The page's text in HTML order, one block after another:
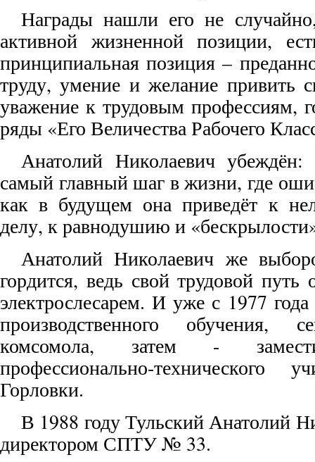
Награды нашли его не
активной жизненной позиции,
принципиальная позиция –
труду, умение и желание привить
уважение к трудовым профессиям,
ряды «Его Величества Рабочего
Анатолий Николаевич
самый главный шаг в жизни, где
как в будущем она приведёт к
делу, к равнодушию и
Анатолий Николаевич же
гордится, ведь свой трудовой
электрослесарем. И уже с 1977 года
производственного обучения,
комсомола, затем -
профессионально-
Горловки.
В 1988 году Тульский Анатолий
директором СПТУ № 33.